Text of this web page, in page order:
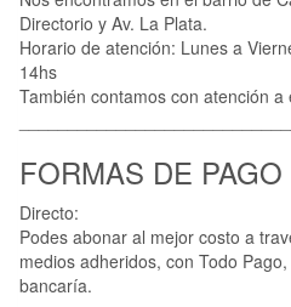
Directorio y Av. La Plata.
Horario de atención: Lunes a
14hs
También contamos con atención
FORMAS DE PAGO
Directo:
Podes abonar al mejor costo a
medios adheridos, con Todo
bancaría.